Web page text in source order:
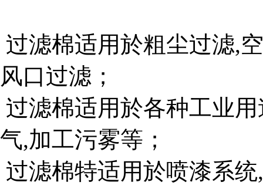
过滤棉适用於粗尘过滤,
风口过滤；
过滤棉适用於各种工业
气,加工污雾等；
过滤棉特适用於喷漆系